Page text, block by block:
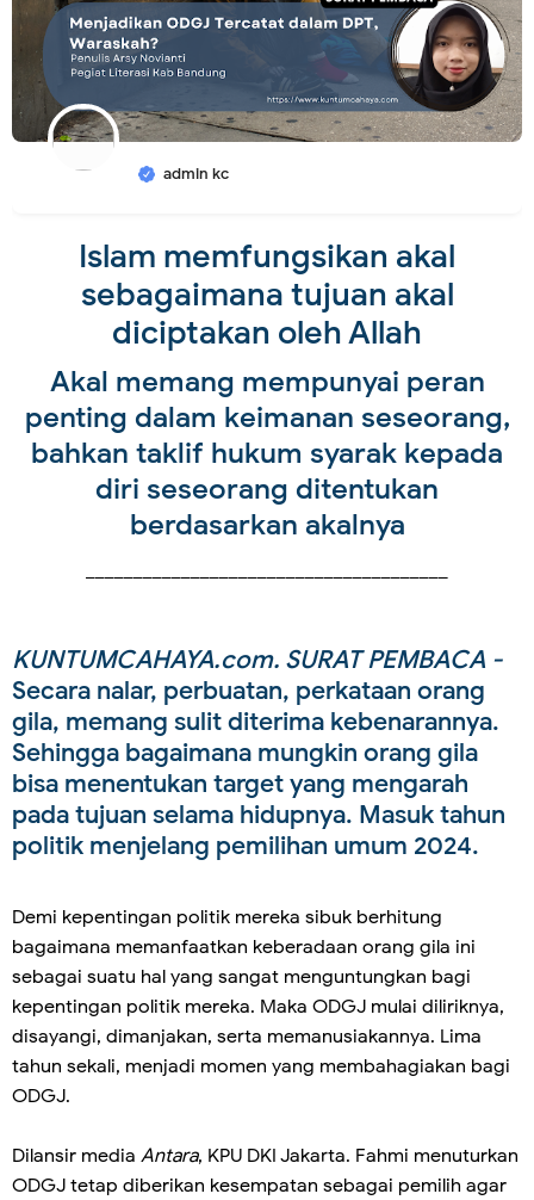
admin kc
Islam memfungsikan akal
sebagaimana tujuan akal
diciptakan oleh Allah
Akal memang mempunyai peran
penting dalam keimanan seseorang,
bahkan taklif hukum syarak kepada
diri seseorang ditentukan
berdasarkan akalnya
KUNTUMCAHAYA.com. SURAT PEMBACA -
Secara nalar, perbuatan, perkataan orang
gila, memang sulit diterima kebenarannya.
Sehingga bagaimana mungkin orang gila
bisa menentukan target yang mengarah
pada tujuan selama hidupnya. Masuk tahun
politik menjelang pemilihan umum 2024.
Demi kepentingan politik mereka sibuk berhitung
bagaimana memanfaatkan keberadaan orang gila ini
sebagai suatu hal yang sangat menguntungkan bagi
kepentingan politik mereka. Maka ODGJ mulai diliriknya,
disayangi, dimanjakan, serta memanusiakannya. Lima
tahun sekali, menjadi momen yang membahagiakan bagi
ODGJ.
Dilansir media Antara, KPU DKI Jakarta. Fahmi menuturkan
ODGJ tetap diberikan kesempatan sebagai pemilih agar